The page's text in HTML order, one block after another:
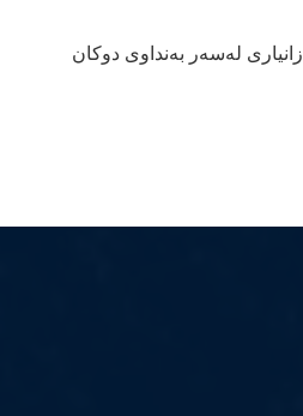
زانیاری لەسەر بەنداوی دوكان